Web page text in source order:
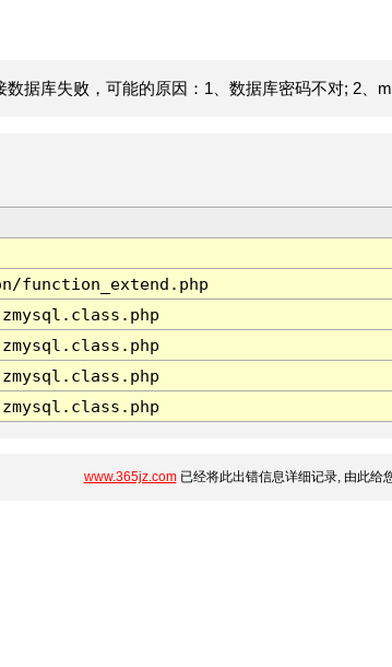
据库失败，可能的原因：1、数据库密码不对; 2、
function_extend.php
www.365jz.com已经将此出错信息详细记录, 由此给